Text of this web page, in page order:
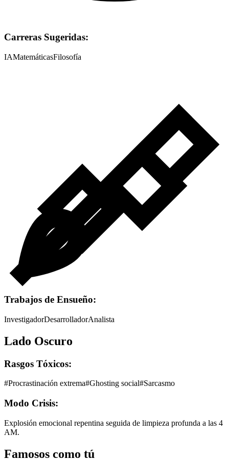
Carreras Sugeridas:
IAMatemáticasFilosofía
Trabajos de Ensueño:
InvestigadorDesarrolladorAnalista
Lado Oscuro
Rasgos Tóxicos:
#Procrastinación extrema#Ghosting social#Sarcasmo
Modo Crisis:
Explosión emocional repentina seguida de limpieza profunda a las 4
AM.
Famosos como tú